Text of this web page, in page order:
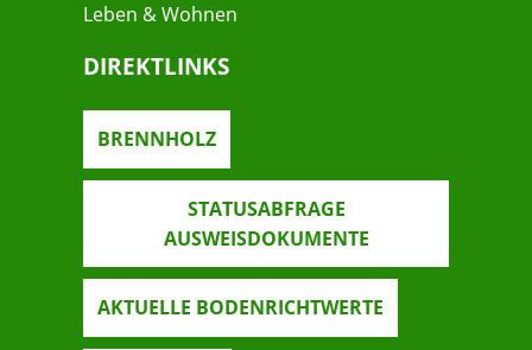
Leben & Wohnen
DIREKTLINKS
BRENNHOLZ
STATUSABFRAGE
AUSWEISDOKUMENTE
AKTUELLE BODENRICHTWERTE